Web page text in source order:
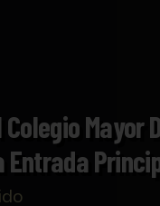
Mayor
Entrada